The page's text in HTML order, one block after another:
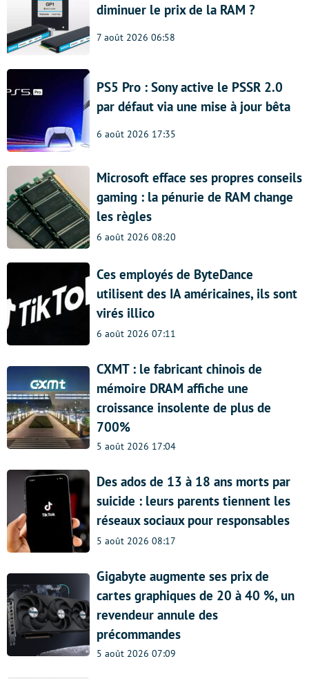
diminuer le prix de la RAM ?
7 août 2026 06:58
PS5 Pro : Sony active le PSSR 2.0
par défaut via une mise à jour bêta
6 août 2026 17:35
Microsoft efface ses propres conseils
gaming : la pénurie de RAM change
les règles
6 août 2026 08:20
Ces employés de ByteDance
utilisent des IA américaines, ils sont
virés illico
6 août 2026 07:11
CXMT : le fabricant chinois de
mémoire DRAM affiche une
croissance insolente de plus de
700%
5 août 2026 17:04
Des ados de 13 à 18 ans morts par
suicide : leurs parents tiennent les
réseaux sociaux pour responsables
5 août 2026 08:17
Gigabyte augmente ses prix de
cartes graphiques de 20 à 40 %, un
revendeur annule des
précommandes
5 août 2026 07:09